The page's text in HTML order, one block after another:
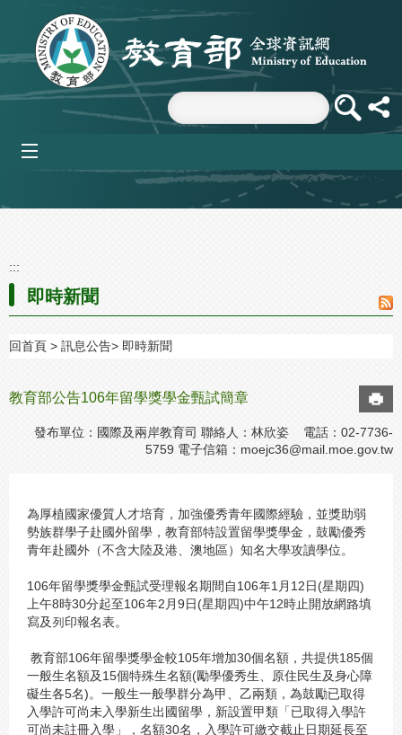
跳到主要內容區塊
:::
即時新聞
回首頁 訊息公告 即時新聞
教育部公告106年留學獎學金甄試簡章
發布單位：國際及兩岸教育司 聯絡人：林欣姿 電話：02-7736-
5759 電子信箱： moejc36@mail.moe.gov.tw
為厚植國家優質人才培育，加強優秀青年國際經驗，並獎助弱
勢族群學子赴國外留學，教育部特設置留學獎學金，鼓勵優秀
青年赴國外（不含大陸及港、澳地區）知名大學攻讀學位。
106年留學獎學金甄試受理報名期間自106年1月12日(星期四)
上午8時30分起至106年2月9日(星期四)中午12時止開放網路填
寫及列印報名表。
教育部106年留學獎學金較105年增加30個名額，共提供185個
一般生名額及15個特殊生名額(勵學優秀生、原住民生及身心障
礙生各5名)。一般生一般學群分為甲、乙兩類，為鼓勵已取得
入學許可尚未入學新生出國留學，新設置甲類「已取得入學許
可尚未註冊入學」，名額30名，入學許可繳交截止日期延長至